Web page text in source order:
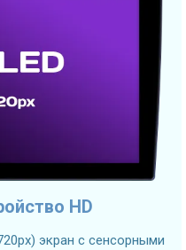
HD
экран с сенсорными